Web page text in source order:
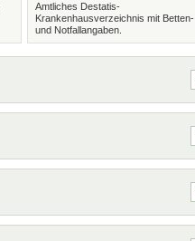
Amtliches Destatis-
Krankenhausverzeichnis mit Betten-
und Notfallangaben.